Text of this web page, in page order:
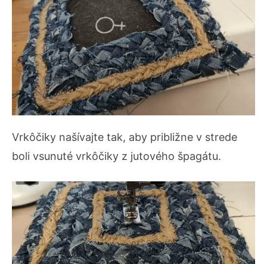
Vrkôčiky našívajte tak, aby približne v strede
boli vsunuté vrkôčiky z jutového špagátu.